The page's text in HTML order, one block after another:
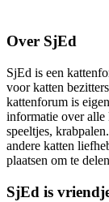
Over SjEd
SjEd is een
voor katten
kattenforum is
informatie over alle
speeltjes,
andere katten
plaatsen om te
SjEd is